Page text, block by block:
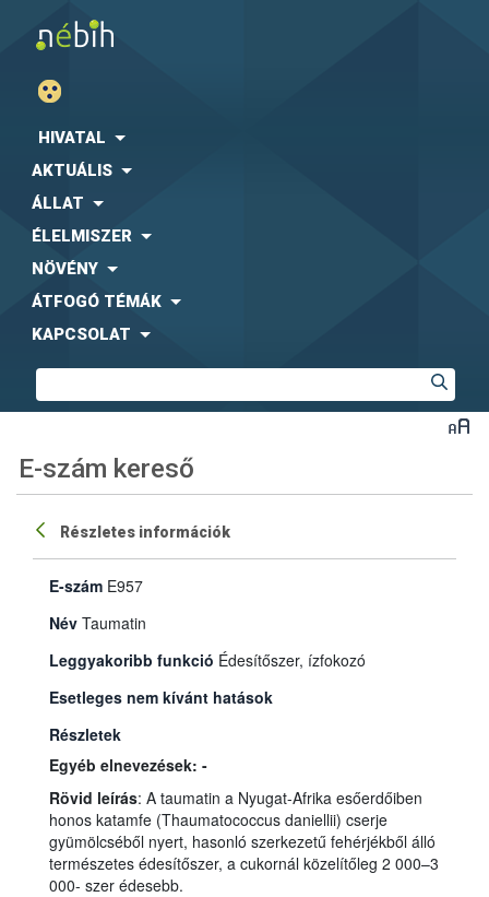
HIVATAL
AKTUÁLIS
ÁLLAT
ÉLELMISZER
NÖVÉNY
ÁTFOGÓ TÉMÁK
KAPCSOLAT
E-szám kereső
Részletes információk
E-szám E957
Név Taumatin
Leggyakoribb funkció Édesítőszer, ízfokozó
Esetleges nem kívánt hatások
Részletek
Egyéb elnevezések: -
Rövid leírás: A taumatin a Nyugat-Afrika esőerdőiben
honos katamfe (Thaumatococcus daniellii) cserje
gyümölcséből nyert, hasonló szerkezetű fehérjékből álló
természetes édesítőszer, a cukornál közelítőleg 2 000–3
000- szer édesebb.